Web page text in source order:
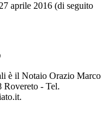
aprile 2016 (di seguito
è il Notaio Orazio Marco
Rovereto - Tel.